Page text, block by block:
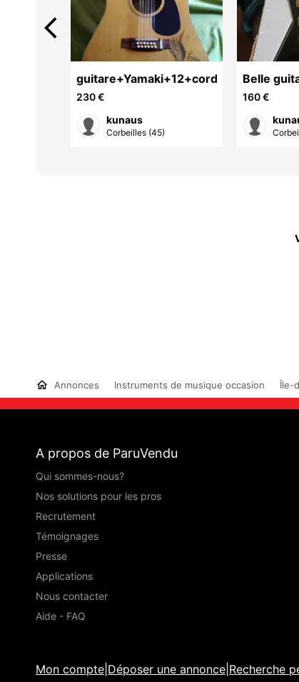
guitare+Yamaki+12+cordes
230 €
kunaus
Corbeilles (45)
Belle
métal noire
160 €
arrow_back_ios
Annonces Instruments de musique occasion Île-
A propos de ParuVendu
Qui sommes-nous?
Nos solutions pour les pros
Recrutement
Témoignages
Presse
Applications
Nous contacter
Aide - FAQ
Mon compte Déposer une annonce Recherche